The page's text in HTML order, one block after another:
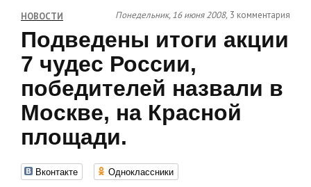
НОВОСТИ Понедельник, 16 июня 2008, 3 комментария
Подведены итоги акции
7 чудес России,
победителей назвали в
Москве, на Красной
площади.
Вконтакте Одноклассники